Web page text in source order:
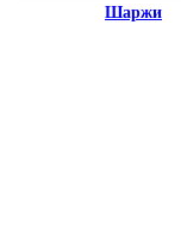
Шаржи